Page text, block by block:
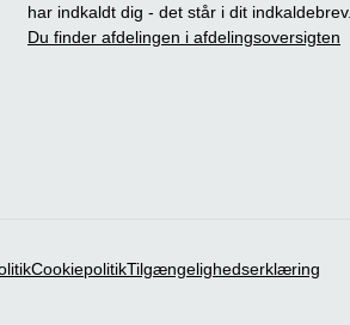
har indkaldt dig - det står i dit indkaldebrev.
Du finder afdelingen i afdelingsoversigten
CookiepolitikTilgængelighedserklæring